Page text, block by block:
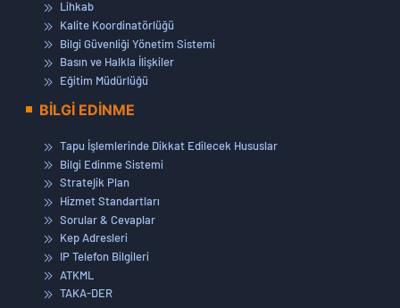
Lihkab
Kalite Koordinatörlüğü
Bilgi Güvenliği Yönetim Sistemi
Basın ve Halkla İlişkiler
Eğitim Müdürlüğü
BİLGİ EDİNME
Tapu İşlemlerinde Dikkat Edilecek Hususlar
Bilgi Edinme Sistemi
Stratejik Plan
Hizmet Standartları
Sorular & Cevaplar
Kep Adresleri
IP Telefon Bilgileri
ATKML
TAKA-DER